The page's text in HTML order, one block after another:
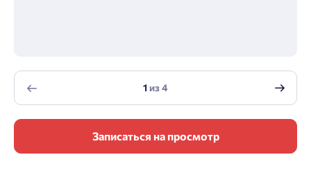
1из4
Записаться на просмотр